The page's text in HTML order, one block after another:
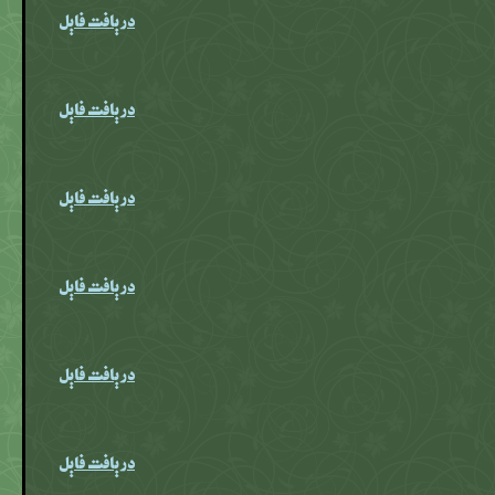
دریافت فایل
دریافت فایل
دریافت فایل
دریافت فایل
دریافت فایل
دریافت فایل